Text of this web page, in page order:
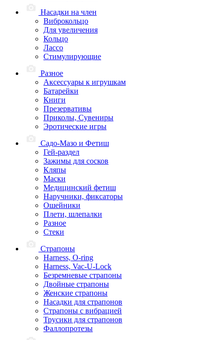
Насадки на член
Виброкольцо
Для увеличения
Кольцо
Лассо
Стимулирующие
Разное
Аксессуары к игрушкам
Батарейки
Книги
Презервативы
Приколы, Сувениры
Эротические игры
Садо-Мазо и Фетиш
Гей-раздел
Зажимы для сосков
Кляпы
Маски
Медицинский фетиш
Наручники, фиксаторы
Ошейники
Плети, шлепалки
Разное
Стеки
Страпоны
Harness, O-ring
Harness, Vac-U-Lock
Безремневые страпоны
Двойные страпоны
Женские страпоны
Насадки для страпонов
Страпоны с вибрацией
Трусики для страпонов
Фаллопротезы